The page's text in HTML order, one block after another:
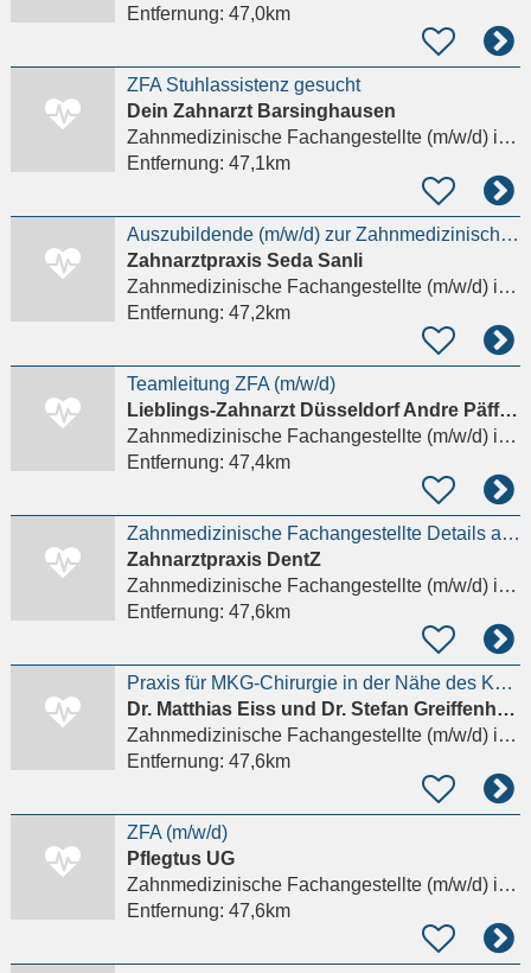
Entfernung: 47,0km
ZFA Stuhlassistenz gesucht
Dein Zahnarzt Barsinghausen
Zahnmedizinische Fachangestellte (m/w/d)in Rangsdorf, Groß Machnow
Entfernung: 47,1km
Auszubildende (m/w/d) zur Zahnmedizinischen Fachangestellten (ZFA) gesucht Details anzeigen
Zahnarztpraxis Seda Sanli
Zahnmedizinische Fachangestellte (m/w/d)in Berlin
Entfernung: 47,2km
Teamleitung ZFA (m/w/d)
Lieblings-Zahnarzt Düsseldorf Andre Päffgen
Zahnmedizinische Fachangestellte (m/w/d)in Berlin
Entfernung: 47,4km
Zahnmedizinische Fachangestellte Details anzeigen
Zahnarztpraxis DentZ
Zahnmedizinische Fachangestellte (m/w/d)in Berlin
Entfernung: 47,6km
Praxis für MKG-Chirurgie in der Nähe des KaDeWe sucht engagierte ZFA (M/W/D) Details anzeigen
Dr. Matthias Eiss und Dr. Stefan Greiffenhagen
Zahnmedizinische Fachangestellte (m/w/d)in Berlin
Entfernung: 47,6km
ZFA (m/w/d)
Pflegtus UG
Zahnmedizinische Fachangestellte (m/w/d)in Berlin, Moabit
Entfernung: 47,6km